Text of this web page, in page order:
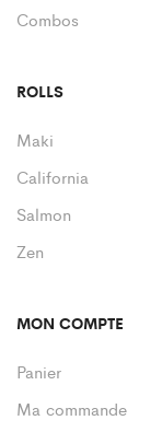
Combos
ROLLS
Maki
California
Salmon
Zen
MON COMPTE
Panier
Ma commande